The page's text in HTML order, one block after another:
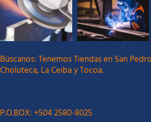
Búscanos: Tenemos Tiendas en San
Choluteca, La Ceiba y Tocoa.
P.O.BOX: +504 2580-8025